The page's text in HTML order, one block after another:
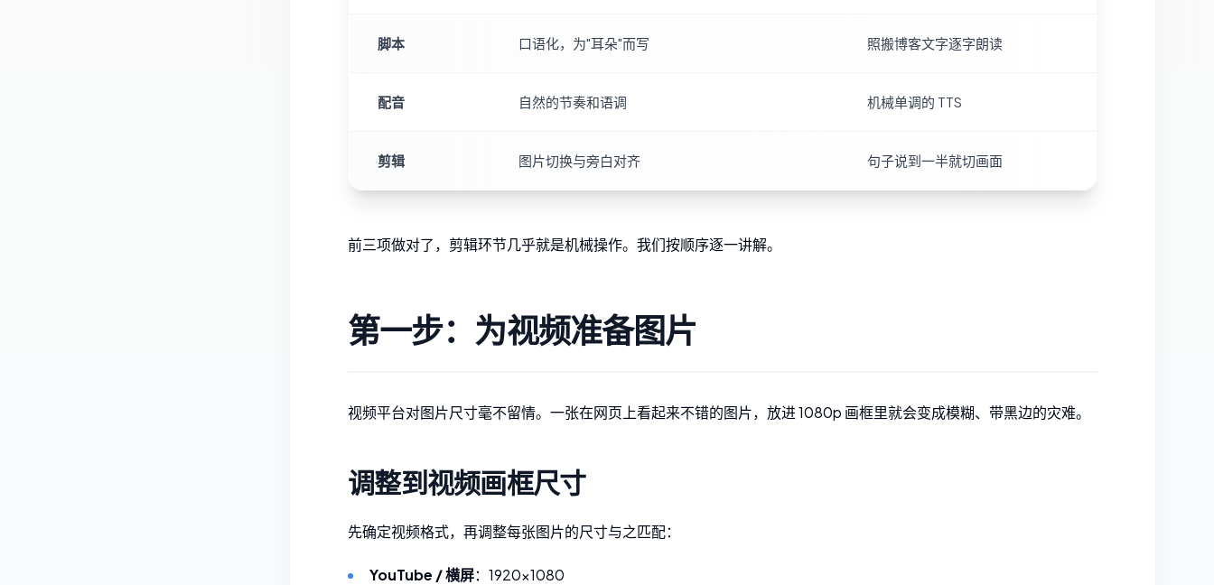
脚本 口语化，为"耳朵"而写 照搬博客文字逐字朗读
配音 自然的节奏和语调 机械单调的 TTS
剪辑 图片切换与旁白对齐 句子说到一半就切画面
前三项做对了，剪辑环节几乎就是机械操作。我们按顺序逐一讲解。
第一步：为视频准备图片
视频平台对图片尺寸毫不留情。一张在网页上看起来不错的图片，放进 1080p 画框里就会变成模糊、带黑边的灾难。
调整到视频画框尺寸
先确定视频格式，再调整每张图片的尺寸与之匹配：
YouTube / 横屏：1920×1080